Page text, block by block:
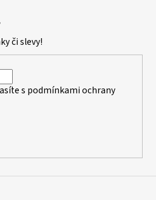
či slevy!
s podmínkami ochrany